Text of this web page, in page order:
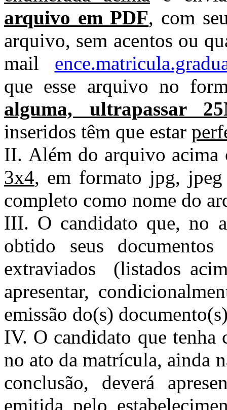
arquivo em PDF, com
arquivo, sem acentos ou
mail
que esse arquivo no
alguma, ultrapassar
inseridos têm que estar
II. Além do arquivo
3x4, em formato jpg,
completo como nome do
III. O candidato que, no
obtido seus
extraviados (listados
apresentar,
emissão do(s)
IV. O candidato que
no ato da matrícula, ainda
conclusão, deverá
emitida pelo